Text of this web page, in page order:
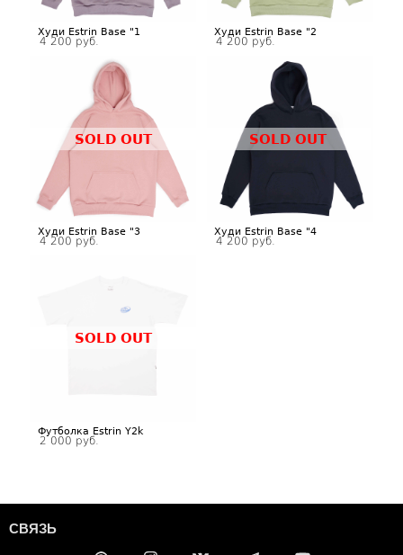
Футболка Estrin Y2k
2 000 руб.
4 200 руб.
Худи Estrin Base "4
Худи Estrin Base "3
4 200 руб.
4 200 руб.
Худи Estrin Base "2
4 200 руб.
Худи Estrin Base "1
SOLD OUT
SOLD OUT
SOLD OUT
СВЯЗЬ